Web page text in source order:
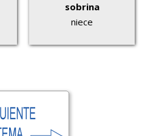
sobrina
niece